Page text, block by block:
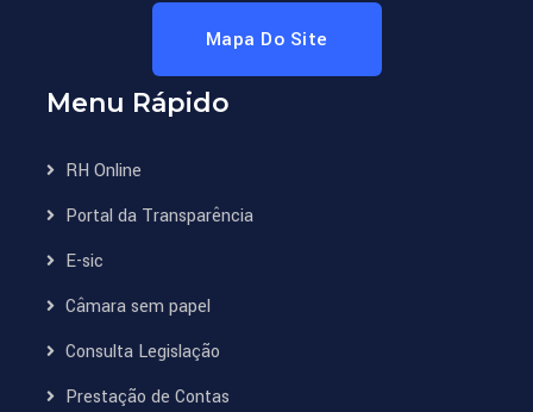
Mapa Do Site
Menu Rápido
RH Online
Portal da Transparência
E-sic
Câmara sem papel
Consulta Legislação
Prestação de Contas